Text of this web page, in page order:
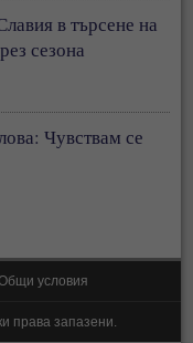
в търсене на
сезона
Чувствам се
условия
права запазени.